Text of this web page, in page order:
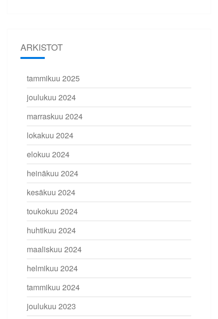
ARKISTOT
tammikuu 2025
joulukuu 2024
marraskuu 2024
lokakuu 2024
elokuu 2024
heinäkuu 2024
kesäkuu 2024
toukokuu 2024
huhtikuu 2024
maaliskuu 2024
helmikuu 2024
tammikuu 2024
joulukuu 2023